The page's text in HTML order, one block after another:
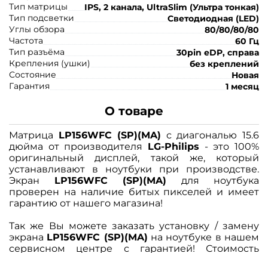
Тип матрицы
IPS, 2 канала, UltraSlim (Ультра тонкая)
Тип подсветки
Светодиодная (LED)
Углы обзора
80/80/80/80
Частота
60 Гц
Тип разъёма
30pin eDP, справа
Крепления (ушки)
без креплений
Состояние
Новая
Гарантия
1 месяц
О товаре
Матрица LP156WFC (SP)(MA) с диагональю 15.6
дюйма от производителя LG-Philips - это 100%
оригинальный дисплей, такой же, который
устанавливают в ноутбуки при производстве.
Экран LP156WFC (SP)(MA) для ноутбука
проверен на наличие битых пикселей и имеет
гарантию от нашего магазина!
Так же Вы можете заказать установку / замену
экрана LP156WFC (SP)(MA) на ноутбуке в нашем
сервисном центре с гарантией! Стоимость